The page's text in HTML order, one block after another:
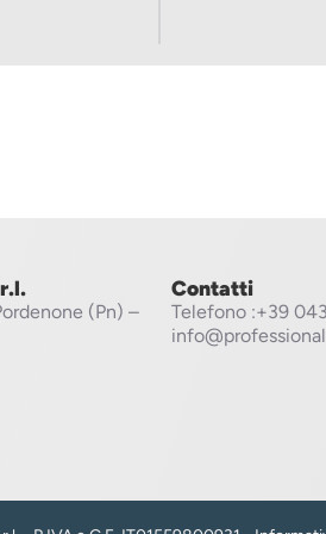
(Pn) –
Contatti
Telefono :+39